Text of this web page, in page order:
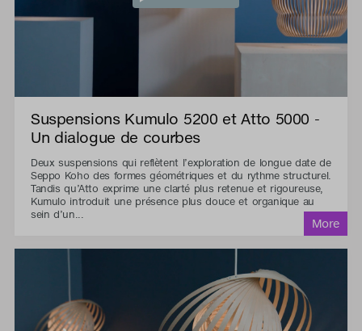
Suspensions Kumulo 5200 et Atto 5000 -
Un dialogue de courbes
Deux suspensions qui reflètent l’exploration de longue date de
Seppo Koho des formes géométriques et du rythme structurel.
Tandis qu’Atto exprime une clarté plus retenue et rigoureuse,
Kumulo introduit une présence plus douce et organique au
sein d’un...